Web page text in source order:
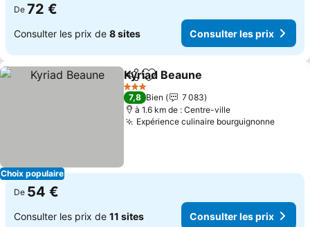
De 72 €
Consulter les prix de 8 sites Consulter les prix
Choix populaire
PartagerAjouter à mes favoris
Kyriad Beaune
3 Étoiles
7,8 Bien
7 083
à 1.6 km de : Centre-ville
Expérience culinaire bourguignonne
De 54 €
Consulter les prix de 11 sites Consulter les prix